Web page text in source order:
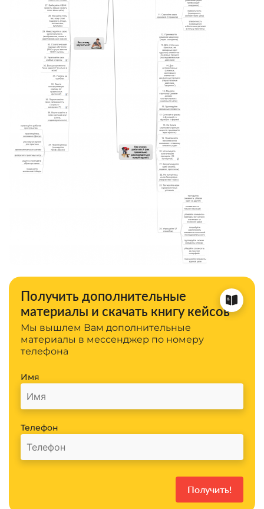
Получить дополнительные
материалы и скачать книгу кейсов
Мы вышлем Вам дополнительные
материалы в мессенджер по номеру
телефона
Имя
Телефон